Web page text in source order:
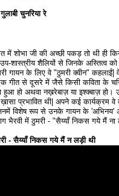
चुनरिया रे
में शोभा जी की अच्छी पकड़ तो थी ही
उप-शास्त्रीय शैलियों से जिनके अस्तित्व
गायन के लिए वे "ठुमरी क्वीन"
गीत से दूसरे में जैसे किसी कविता के
हुआ हो अथवा नख़रेबाज़ या इश्क्बाज़
प्रभावित थी| अपने कई कार्यक्रम वे
विशेष रूप से उनके गायन के 'अभिनय'
भैरवी में ठुमरी - "सैय्याँ निकस गये मैं
- सैय्याँ निकस गये मैं न लड़ी थी